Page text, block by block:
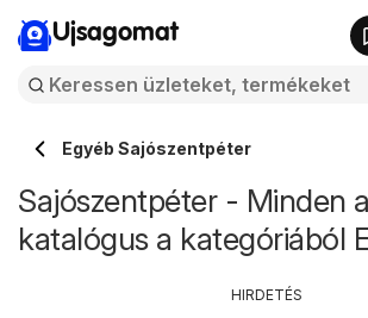
Ujsagomat
Egyéb Sajószentpéter
Sajószentpéter - Minden
katalógus a kategóriából
HIRDETÉS